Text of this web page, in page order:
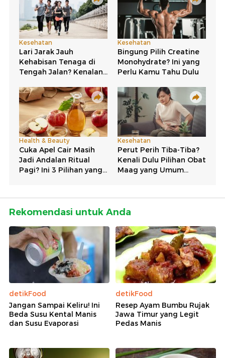
Rekomendasi untuk Anda
detikFood
Jangan Sampai Keliru! Ini
Beda Susu Kental Manis
dan Susu Evaporasi
detikFood
Resep Ayam Bumbu Rujak
Jawa Timur yang Legit
Pedas Manis